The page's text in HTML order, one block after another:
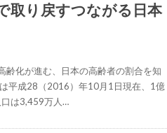
取り戻すつながる日本
齢化が進む、日本の高齢者の割合を知
平成28（2016）年10月1日現在、1億
は3,459万人…